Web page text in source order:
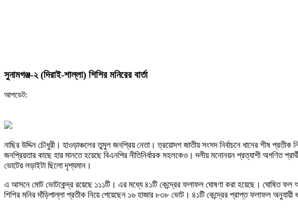
সুনামগঞ্জ-২ (দিরাই-শাল্লা) শিশির মনিরের বার্তা
আপডেট:
নাছির উদ্দিন চৌধুরী। হাওড়াঞ্চলের তুমুল জনপ্রিয় নেতা। ত্রয়োদশ জাতীয় সংসদ নির্বাচনে ধানের শীষ
জনপ্রিয়তার কাছে হার মানতে হয়েছে বিএনপির নীতিনির্ধারক মহলকেও। দলীয় মনোনয়ন প্রত্যাশী অগণিত
ভোটের লড়াইটা ছিলো দৃশ্যমান।
এ আসনে মোট ভোটকেন্দ্র রয়েছে ১১১টি। এর মধ্যে ৪১টি কেন্দ্রের ফলাফল ঘোষণা করা হয়েছে। ঘোষিত ফল
শিশির মনির দাঁড়িপাল্লা প্রতীক নিয়ে পেয়েছেন ১৬ হাজার ৮৩৮ ভোট। ৪১টি কেন্দ্রের প্রাপ্ত ফলাফল অনুযায়ী